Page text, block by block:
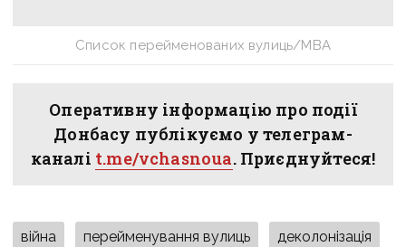
Список перейменованих вулиць/МВА
Оперативну інформацію про події
Донбасу публікуємо у телеграм-
каналі t.me/vchasnoua. Приєднуйтеся!
війна перейменування вулиць деколонізація